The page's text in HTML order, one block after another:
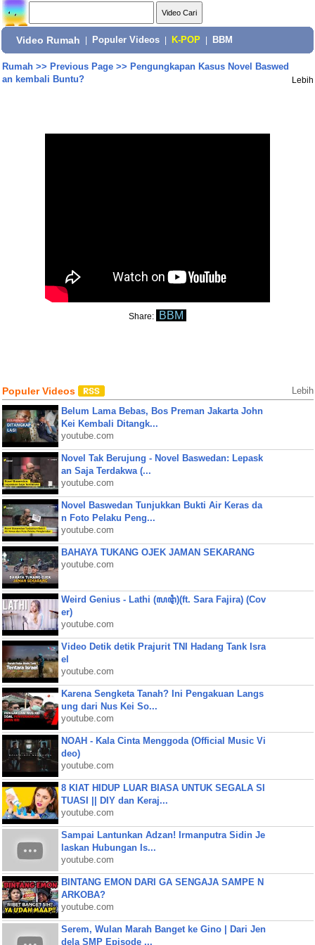
Video Rumah Populer Videos K-POP BBM
Rumah>> Previous Page>> Pengungkapan Kasus Novel Baswed
an kembali Buntu?
Lebih
Share: BBM
Populer Videos Lebih
Belum Lama Bebas, Bos Preman Jakarta John
Kei Kembali Ditangk...
youtube.com
Novel Tak Berujung - Novel Baswedan: Lepask
an Saja Terdakwa (...
youtube.com
Novel Baswedan Tunjukkan Bukti Air Keras da
n Foto Pelaku Peng...
youtube.com
BAHAYA TUKANG OJEK JAMAN SEKARANG
youtube.com
Weird Genius - Lathi (ꦭꦛꦶ)(ft. Sara Fajira) (Cov
er)
youtube.com
Video Detik detik Prajurit TNI Hadang Tank Isra
el
youtube.com
Karena Sengketa Tanah? Ini Pengakuan Langs
ung dari Nus Kei So...
youtube.com
NOAH - Kala Cinta Menggoda (Official Music Vi
deo)
youtube.com
8 KIAT HIDUP LUAR BIASA UNTUK SEGALA SI
TUASI || DIY dan Keraj...
youtube.com
Sampai Lantunkan Adzan! Irmanputra Sidin Je
laskan Hubungan Is...
youtube.com
BINTANG EMON DARI GA SENGAJA SAMPE N
ARKOBA?
youtube.com
Serem, Wulan Marah Banget ke Gino | Dari Jen
dela SMP Episode ...